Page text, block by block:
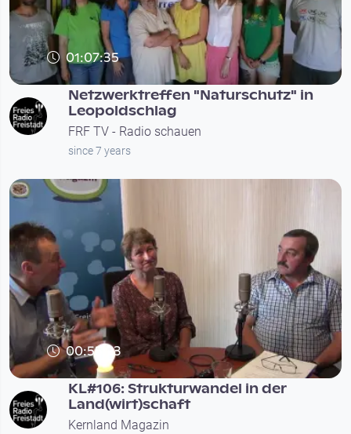
01:07:35
Netzwerktreffen "Naturschutz" in
Leopoldschlag
FRF TV - Radio schauen
since 7 years
00:55:23
KL#106: Strukturwandel in der
Land(wirt)schaft
Kernland Magazin